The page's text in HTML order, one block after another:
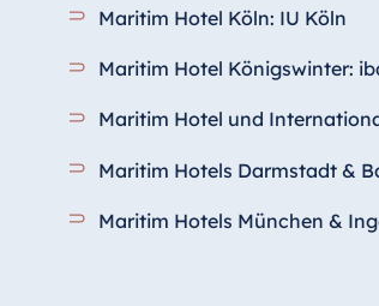
Maritim Hotel Köln: IU Köln
Maritim Hotel Königswinter:
Maritim Hotel und
Maritim Hotels Darmstadt &
Maritim Hotels München &